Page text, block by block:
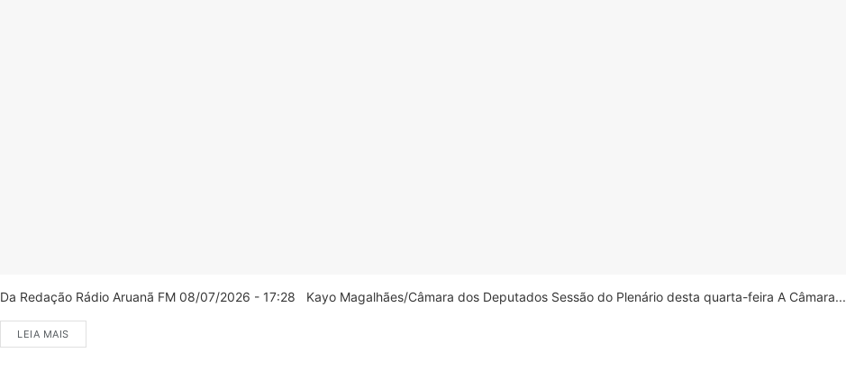
Da Redação Rádio Aruanã FM 08/07/2026 - 17:28 Kayo Magalhães/Câmara dos Deputados Sessão do Plenário desta quarta-feira A Câmara...
LEIA MAIS